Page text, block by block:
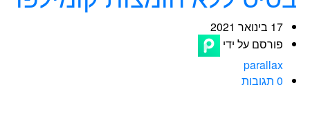
17 בינואר 2021
פורסם על ידי
parallax
0 תגובות